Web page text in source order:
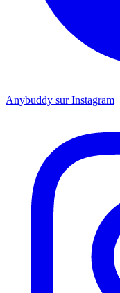
Anybuddy sur Instagram